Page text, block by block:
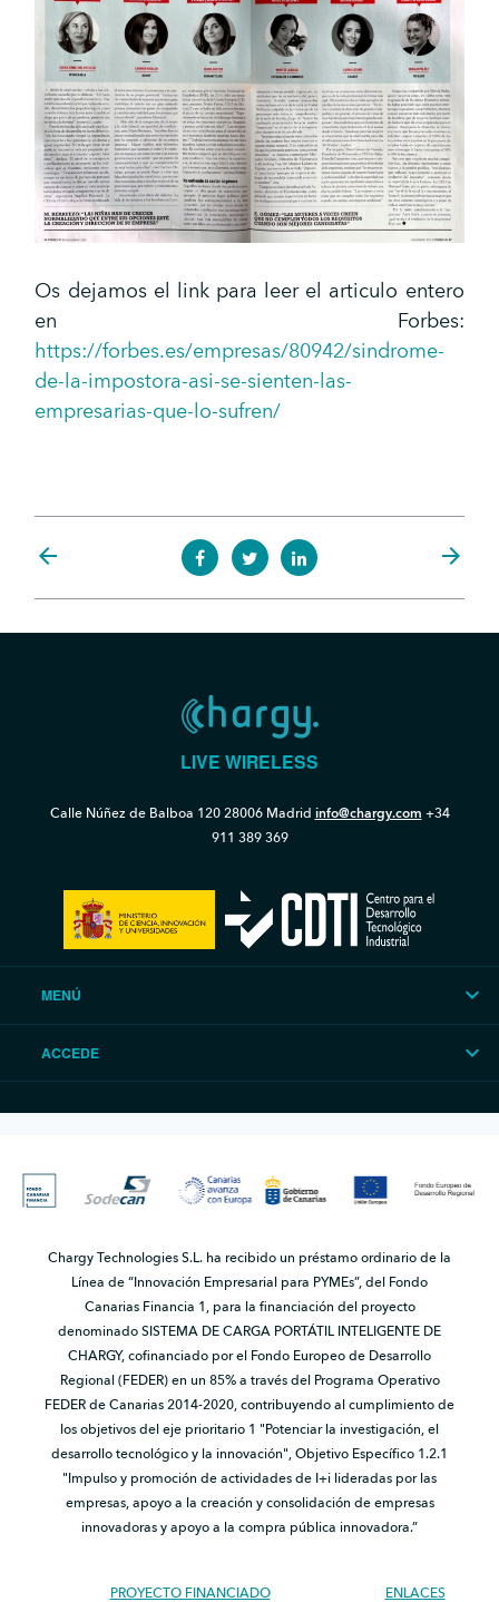
Os dejamos el link para leer el articulo entero
en Forbes:
https://forbes.es/empresas/80942/sindrome-
de-la-impostora-asi-se-sienten-las-
empresarias-que-lo-sufren/
arrow_back arrow_forward
LIVE WIRELESS
Calle Núñez de Balboa 12028006 Madrid info@chargy.com +34
911 389 369
MENÚ
ACCEDE
Chargy Technologies S.L. ha recibido un préstamo ordinario de la
Línea de “Innovación Empresarial para PYMEs”, del Fondo
Canarias Financia 1, para la financiación del proyecto
denominado SISTEMA DE CARGA PORTÁTIL INTELIGENTE DE
CHARGY, cofinanciado por el Fondo Europeo de Desarrollo
Regional (FEDER) en un 85% a través del Programa Operativo
FEDER de Canarias 2014-2020, contribuyendo al cumplimiento de
los objetivos del eje prioritario 1 "Potenciar la investigación, el
desarrollo tecnológico y la innovación", Objetivo Específico 1.2.1
"Impulso y promoción de actividades de I+i lideradas por las
empresas, apoyo a la creación y consolidación de empresas
innovadoras y apoyo a la compra pública innovadora.”
PROYECTO FINANCIADO ENLACES